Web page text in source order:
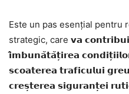
Este un pas esențial pentru
strategic, care 𝘃𝗮
𝗶̂𝗺𝗯𝘂𝗻𝗮̆𝘁𝗮̆𝘁̦𝗶𝗿𝗲𝗮
𝘀𝗰𝗼𝗮𝘁𝗲𝗿𝗲𝗮 𝘁𝗿𝗮𝗳𝗶𝗰𝘂𝗹𝘂𝗶
𝗰𝗿𝗲𝘀̦𝘁𝗲𝗿𝗲𝗮 𝘀𝗶𝗴𝘂𝗿𝗮𝗻𝘁̦𝗲𝗶